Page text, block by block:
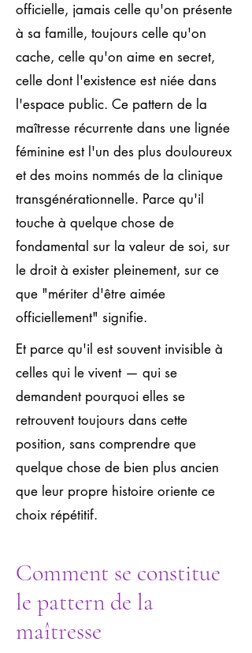
officielle, jamais celle qu'on présente
à sa famille, toujours celle qu'on
cache, celle qu'on aime en secret,
celle dont l'existence est niée dans
l'espace public. Ce pattern de la
maîtresse récurrente dans une lignée
féminine est l'un des plus douloureux
et des moins nommés de la clinique
transgénérationnelle. Parce qu'il
touche à quelque chose de
fondamental sur la valeur de soi, sur
le droit à exister pleinement, sur ce
que "mériter d'être aimée
officiellement" signifie.
Et parce qu'il est souvent invisible à
celles qui le vivent — qui se
demandent pourquoi elles se
retrouvent toujours dans cette
position, sans comprendre que
quelque chose de bien plus ancien
que leur propre histoire oriente ce
choix répétitif.
Comment se constitue
le pattern de la
maîtresse